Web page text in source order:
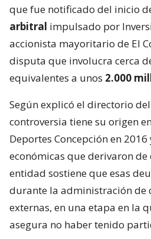
que fue notificado del inicio
arbitral impulsado por
accionista mayoritario de El
disputa que involucra cerca
equivalentes a unos 2.000
Según explicó el directorio
controversia tiene su origen
Deportes Concepción en
económicas que derivaron de
entidad sostiene que esas
durante la administración de
externas, en una etapa en la
asegura no haber tenido